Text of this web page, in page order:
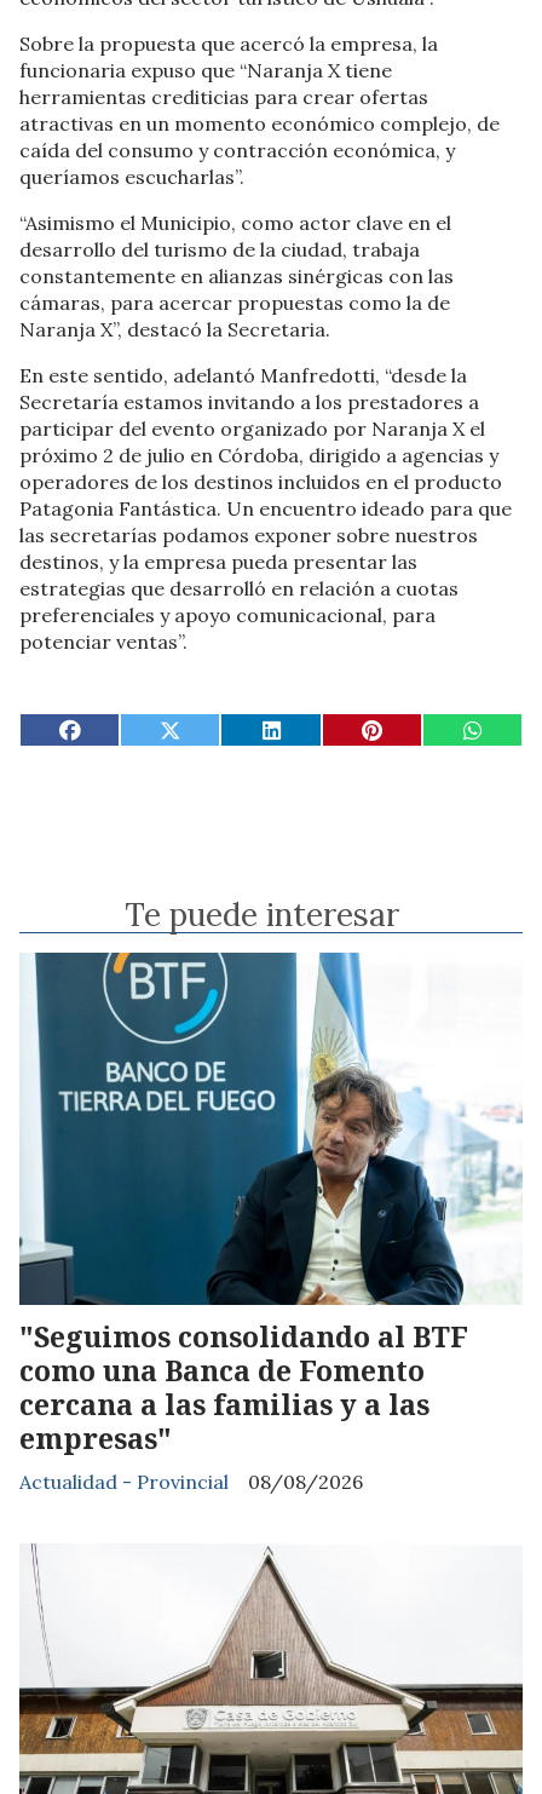
Sobre la propuesta que acercó la empresa, la
funcionaria expuso que “Naranja X tiene
herramientas crediticias para crear ofertas
atractivas en un momento económico complejo, de
caída del consumo y contracción económica, y
queríamos escucharlas”.
“Asimismo el Municipio, como actor clave en el
desarrollo del turismo de la ciudad, trabaja
constantemente en alianzas sinérgicas con las
cámaras, para acercar propuestas como la de
Naranja X”, destacó la Secretaria.
En este sentido, adelantó Manfredotti, “desde la
Secretaría estamos invitando a los prestadores a
participar del evento organizado por Naranja X el
próximo 2 de julio en Córdoba, dirigido a agencias y
operadores de los destinos incluidos en el producto
Patagonia Fantástica. Un encuentro ideado para que
las secretarías podamos exponer sobre nuestros
destinos, y la empresa pueda presentar las
estrategias que desarrolló en relación a cuotas
preferenciales y apoyo comunicacional, para
potenciar ventas”.
Te puede interesar
"Seguimos consolidando al BTF
como una Banca de Fomento
cercana a las familias y a las
empresas"
Actualidad - Provincial 08/08/2026